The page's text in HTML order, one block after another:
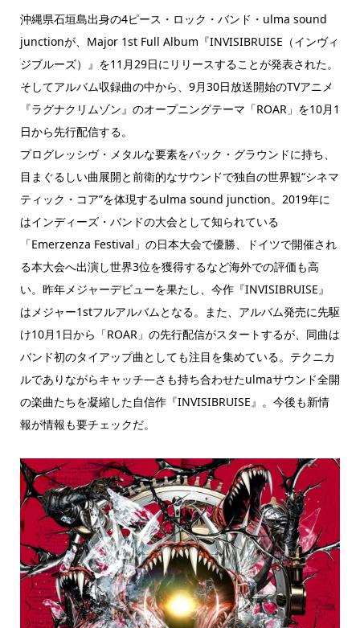
沖縄県石垣島出身の4ピース・ロック・バンド・ulma sound
junctionが、Major 1st Full Album『INVISIBRUISE（インヴィ
ジブルーズ）』を11月29日にリリースすることが発表された。
そしてアルバム収録曲の中から、9月30日放送開始のTVアニメ
『ラグナクリムゾン』のオープニングテーマ「ROAR」を10月1
日から先行配信する。
プログレッシヴ・メタルな要素をバック・グラウンドに持ち、
目まぐるしい曲展開と前衛的なサウンドで独自の世界観“シネマ
ティック・コア”を体現するulma sound junction。2019年に
はインディーズ・バンドの大会として知られている
「Emerzenza Festival」の日本大会で優勝、ドイツで開催され
る本大会へ出演し世界3位を獲得するなど海外での評価も高
い。昨年メジャーデビューを果たし、今作『INVISIBRUISE』
はメジャー1stフルアルバムとなる。また、アルバム発売に先駆
け10月1日から「ROAR」の先行配信がスタートするが、同曲は
バンド初のタイアップ曲としても注目を集めている。テクニカ
ルでありながらキャッチ―さも持ち合わせたulmaサウンド全開
の楽曲たちを凝縮した自信作『INVISIBRUISE』。今後も新情
報が情報も要チェックだ。